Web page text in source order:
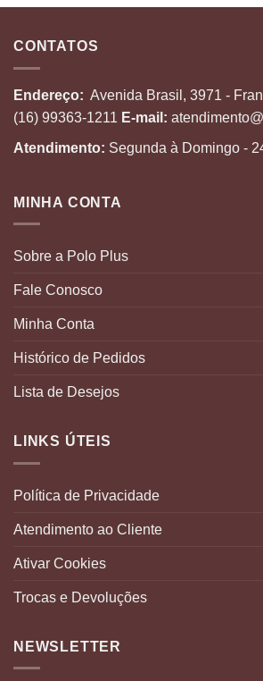
CONTATOS
Endereço: Avenida Brasil, 3971 -
(16) 99363-1211 E-mail:
Atendimento: Segunda à Domingo -
MINHA CONTA
Sobre a Polo Plus
Fale Conosco
Minha Conta
Histórico de Pedidos
Lista de Desejos
LINKS ÚTEIS
Política de Privacidade
Atendimento ao Cliente
Ativar Cookies
Trocas e Devoluções
NEWSLETTER